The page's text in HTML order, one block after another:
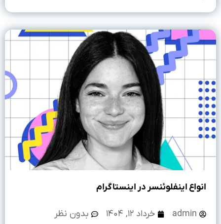
انواع اینفلوئنسر در اینستاگرام
admin خرداد ۱۲, ۱۴۰۴
بدون نظر